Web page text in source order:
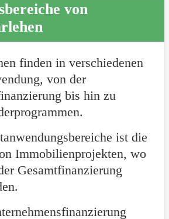
von
finden in verschiedenen
von der
bis hin zu
ist die
Immobilienprojekten, wo
Gesamtfinanzierung